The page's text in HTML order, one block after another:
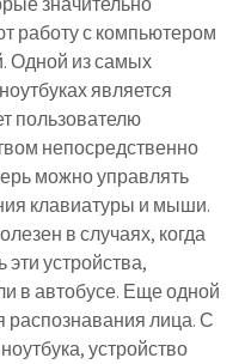
работу с компьютером
Одной из самых
является
пользователю
непосредственно
можно управлять
клавиатуры и мыши.
в случаях, когда
устройства,
в автобусе. Еще одной
распознавания лица. С
устройство